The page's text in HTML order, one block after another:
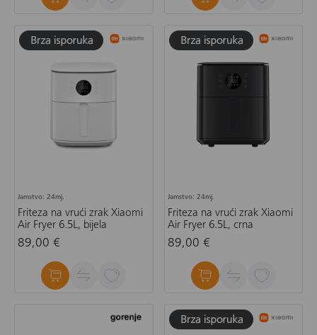
Jamstvo: 24mj.
Friteza na vrući zrak Xiaomi
Air Fryer 6.5L, bijela
89,00 €
Jamstvo: 24mj.
Friteza na vrući zrak Xiaomi
Air Fryer 6.5L, crna
89,00 €